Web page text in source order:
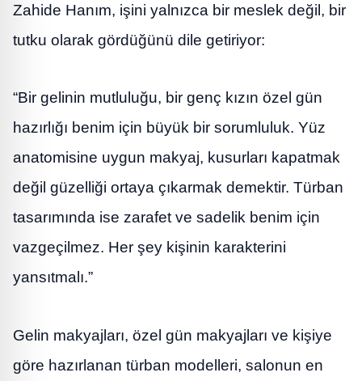
Zahide Hanım, işini yalnızca bir meslek değil, bir
tutku olarak gördüğünü dile getiriyor:
“Bir gelinin mutluluğu, bir genç kızın özel gün
hazırlığı benim için büyük bir sorumluluk. Yüz
anatomisine uygun makyaj, kusurları kapatmak
değil güzelliği ortaya çıkarmak demektir. Türban
tasarımında ise zarafet ve sadelik benim için
vazgeçilmez. Her şey kişinin karakterini
yansıtmalı.”
Gelin makyajları, özel gün makyajları ve kişiye
göre hazırlanan türban modelleri, salonun en